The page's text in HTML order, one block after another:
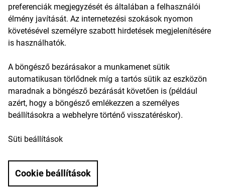
preferenciák megjegyzését és általában a felhasználói
élmény javítását. Az internetezési szokások nyomon
követésével személyre szabott hirdetések megjelenítésére
is használhatók.
A böngésző bezárásakor a munkamenet sütik
automatikusan törlődnek míg a tartós sütik az eszközön
maradnak a böngésző bezárását követően is (például
azért, hogy a böngésző emlékezzen a személyes
beállításokra a webhelyre történő visszatéréskor).
Süti beállítások
Cookie beállítások